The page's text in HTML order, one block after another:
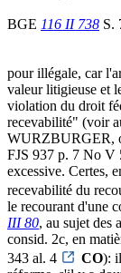
BGE 116 II 738 S.
pour illégale, car
valeur litigieuse et
violation du droit
recevabilité" (voir
WURZBURGER,
FJS 937 p. 7 No V
excessive. Certes,
recevabilité du
le recourant d'une
III 80, au sujet des
consid. 2c, en
343 al. 4
CO):